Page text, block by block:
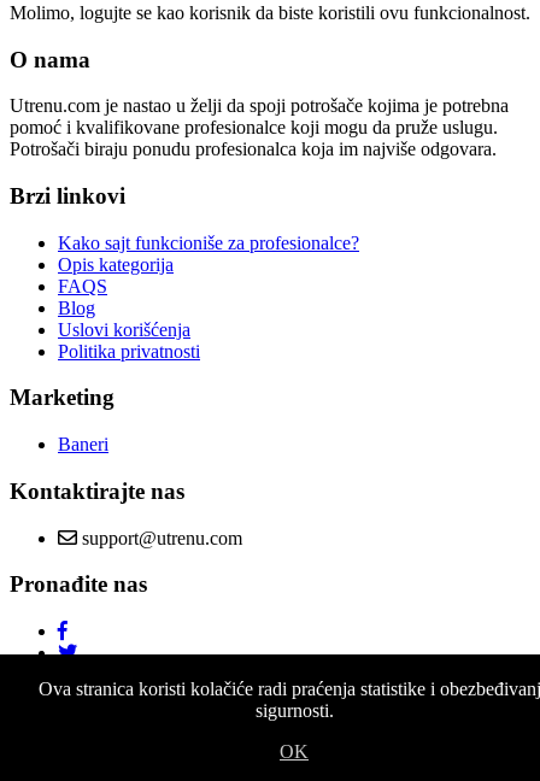
Molimo, logujte se kao korisnik da biste koristili ovu funkcionalnost.
O nama
Utrenu.com je nastao u želji da spoji potrošače kojima je potrebna
pomoć i kvalifikovane profesionalce koji mogu da pruže uslugu.
Potrošači biraju ponudu profesionalca koja im najviše odgovara.
Brzi linkovi
Kako sajt funkcioniše za profesionalce?
Opis kategorija
FAQS
Blog
Uslovi korišćenja
Politika privatnosti
Marketing
Baneri
Kontaktirajte nas
support@utrenu.com
Pronađite nas
Ova stranica koristi kolačiće radi praćenja statistike i
sigurnosti.
OK